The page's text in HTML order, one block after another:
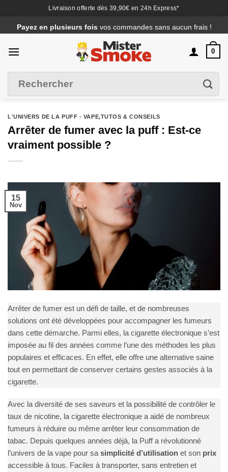
Livraison offerte dès 39,90€ en 24h Express*
au
contenu
Payez en plusieurs fois vos commandes sans aucun frais !
0
pour :
L'UNIVERS DE LA PUFF - VAPE,TUTOS & CONSEILS
Arrêter de fumer avec la puff : Est-ce
vraiment possible ?
15
Nov
Arrêter de fumer est un défi de taille, et de nombreuses
solutions ont été développées pour accompagner les fumeurs
dans cette démarche. Parmi elles, la cigarette électronique s’est
imposée au fil des années comme l’une des méthodes les plus
populaires et efficaces. En effet, elle offre une alternative saine
tout en permettant de conserver certains gestes associés à la
cigarette.
Avec la diversité de ses saveurs et la possibilité de contrôler le
taux de nicotine, la cigarette électronique a aidé de nombreux
fumeurs à réduire ou même arrêter leur consommation de
tabac. Depuis quelques années déjà, la Puff a révolutionné
l’univers de la vape pour sa simplicité d’utilisation et son prix
accessible à tous. Faciles à transporter, sans entretien et